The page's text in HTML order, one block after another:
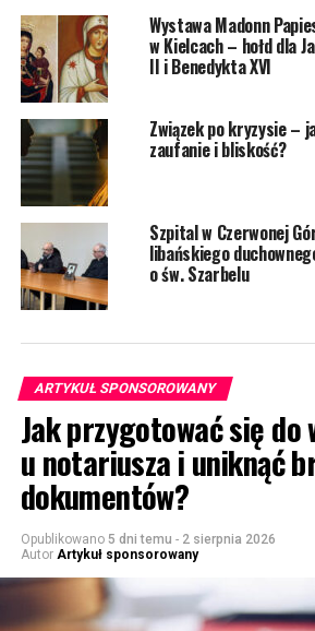
Wystawa Madonn
w Kielcach – hołd dla
II i Benedykta XVI
Związek po kryzysie –
zaufanie i bliskość?
Szpital w Czerwonej
libańskiego
o św. Szarbelu
ARTYKUŁ SPONSOROWANY
Jak przygotować się do
u notariusza i uniknąć
dokumentów?
Opublikowano 5 dni temu - 2 sierpnia 2026
Autor Artykuł sponsorowany